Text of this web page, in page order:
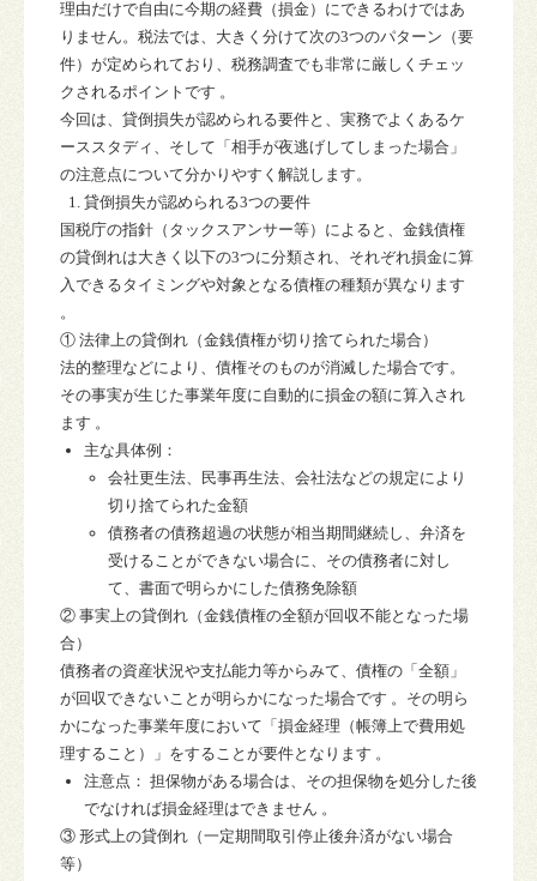
理由だけで自由に今期の経費（損金）にできるわけではあ
りません。税法では、大きく分けて次の3つのパターン（要
件）が定められており、税務調査でも非常に厳しくチェッ
クされるポイントです 。
今回は、貸倒損失が認められる要件と、実務でよくあるケ
ーススタディ、そして「相手が夜逃げしてしまった場合」
の注意点について分かりやすく解説します。
貸倒損失が認められる3つの要件
国税庁の指針（タックスアンサー等）によると、金銭債権
の貸倒れは大きく以下の3つに分類され、それぞれ損金に算
入できるタイミングや対象となる債権の種類が異なります
。
① 法律上の貸倒れ（金銭債権が切り捨てられた場合）
法的整理などにより、債権そのものが消滅した場合です。
その事実が生じた事業年度に自動的に損金の額に算入され
ます 。
主な具体例：
会社更生法、民事再生法、会社法などの規定により
切り捨てられた金額
債務者の債務超過の状態が相当期間継続し、弁済を
受けることができない場合に、その債務者に対し
て、書面で明らかにした債務免除額
② 事実上の貸倒れ（金銭債権の全額が回収不能となった場
合）
債務者の資産状況や支払能力等からみて、債権の「全額」
が回収できないことが明らかになった場合です 。 その明ら
かになった事業年度において「損金経理（帳簿上で費用処
理すること）」をすること が要件となります 。
注意点： 担保物がある場合は、その担保物を処分した後
でなければ損金経理はできません 。
③ 形式上の貸倒れ（一定期間取引停止後弁済がない場合
等）